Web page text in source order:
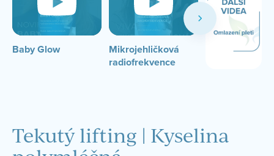
Baby Glow
Mikrojehličková
radiofrekvence
Plazmalifting
Tekutý lifting | Kyselina